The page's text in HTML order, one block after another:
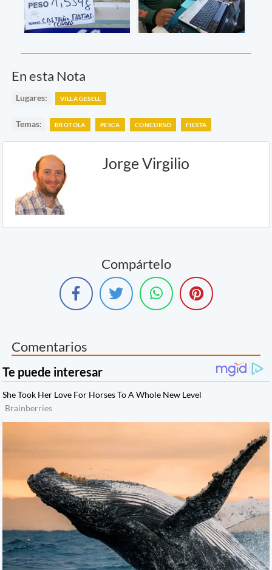
En esta Nota
Lugares: VILLA GESELL
Temas: BROTOLA PESCA CONCURSO FIESTA
Jorge Virgilio
Compártelo
Comentarios